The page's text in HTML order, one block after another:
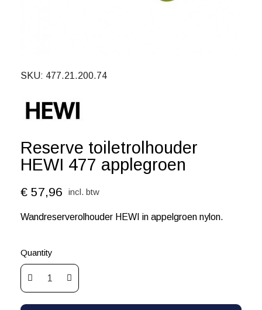
SKU 477.21.200.74
Reserve toiletrolhouder
HEWI 477 applegroen
€ 57,96 incl. btw
Wandreserverolhouder HEWI in appelgroen nylon.
Quantity